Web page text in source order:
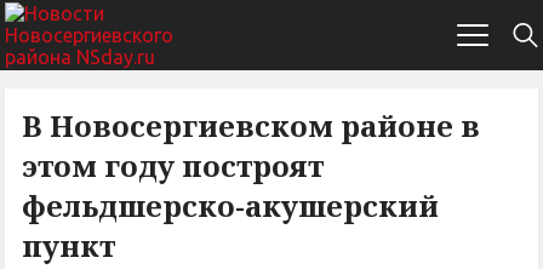
В Новосергиевском районе в
этом году построят
фельдшерско-акушерский
пункт